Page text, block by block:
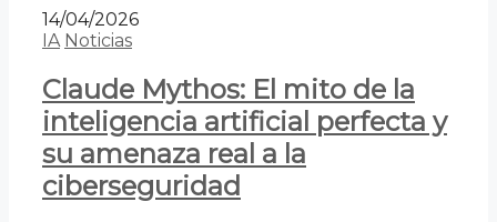
14/04/2026
IA Noticias
Claude Mythos: El mito de la
inteligencia artificial perfecta y
su amenaza real a la
ciberseguridad